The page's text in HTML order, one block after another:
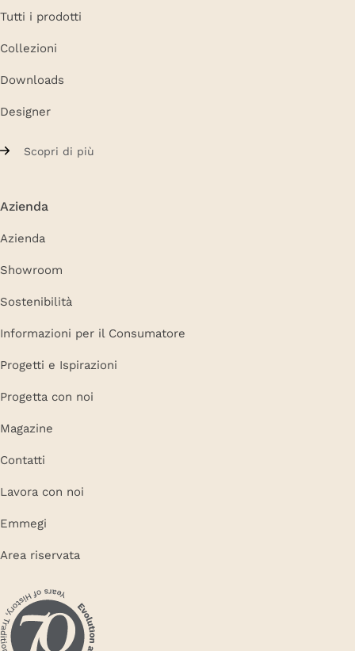
Tutti i prodotti
Collezioni
Downloads
Designer
Scopri di più
Azienda
Azienda
Showroom
Sostenibilità
Informazioni per il Consumatore
Progetti e Ispirazioni
Progetta con noi
Magazine
Contatti
Lavora con noi
Emmegi
Area riservata